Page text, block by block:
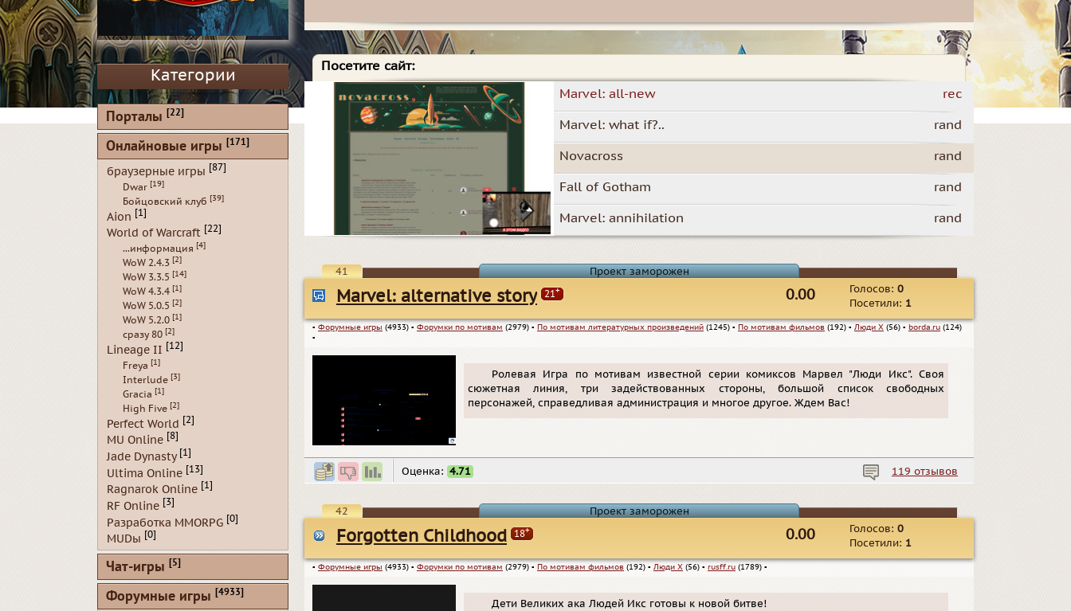
Посетите сайт:
Marvel: all-new
rec
Marvel: what if?.. rand
Novacross rand
Fall of Gotham rand
Marvel: annihilation rand
Проект заморожен
41
Marvel: alternative story 21+ Голосов: 0
Посетили: 1
0.00
▪ Форумные игры (4933) ▪ Форумки по мотивам (2979) ▪ По мотивам литературных произведений (1245) ▪ По мотивам фильмов (192) ▪ Люди Х (56) ▪ borda.ru (124)
▪
Ролевая Игра по мотивам известной серии комиксов Марвел "Люди Икс". Своя
сюжетная линия, три задействованных стороны, большой список свободных
персонажей, справедливая администрация и многое другое. Ждем Вас!
Оценка: 4.71 119 отзывов
Проект заморожен
42
Forgotten Childhood 18+ Голосов: 0
Посетили: 1
0.00
▪ Форумные игры (4933) ▪ Форумки по мотивам (2979) ▪ По мотивам фильмов (192) ▪ Люди Х (56) ▪ rusff.ru (1789) ▪
Дети Великих ака Людей Икс готовы к новой битве!
Категории
Порталы [22]
Онлайновые игры [171]
браузерные игры [87]
Dwar [19]
Бойцовский клуб [39]
Aion [1]
World of Warcraft [22]
...информация [4]
WoW 2.4.3 [2]
WoW 3.3.5 [14]
WoW 4.3.4 [1]
WoW 5.0.5 [2]
WoW 5.2.0 [1]
сразу 80 [2]
Lineage II [12]
Freya [1]
Interlude [3]
Gracia [1]
High Five [2]
Perfect World [2]
MU Online [8]
Jade Dynasty [1]
Ultima Online [13]
Ragnarok Online [1]
RF Online [3]
Разработка MMORPG [0]
MUDы [0]
Чат-игры [5]
Форумные игры [4933]